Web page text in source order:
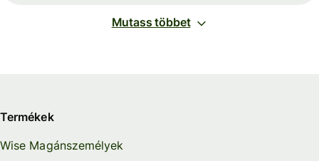
Mutass többet
Termékek
Wise Magánszemélyek